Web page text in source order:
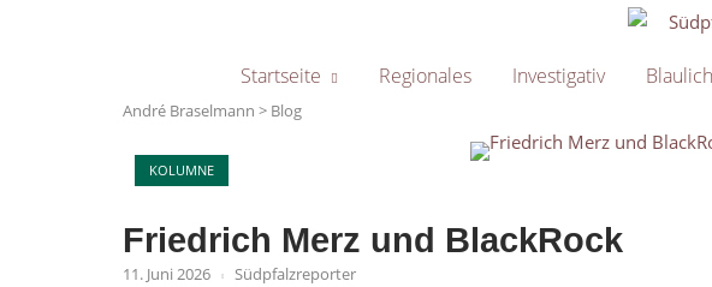
Home
Startseite Regionales Investigativ
André Braselmann > Blog
KOLUMNE
Open post
Friedrich Merz und BlackRock
11. Juni 2026 Südpfalzreporter